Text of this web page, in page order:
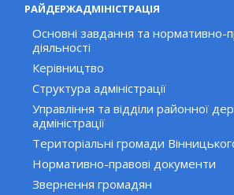
РАЙДЕРЖАДМІНІСТРАЦІЯ
Основні завдання та нормативно-
діяльності
Керівництво
Структура адміністрації
Управління та відділи районної
адміністрації
Територіальні громади
Нормативно-правові документи
Звернення громадян